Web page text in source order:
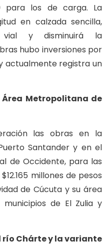
para los de carga. La
en calzada sencilla,
vial y disminuirá la
hubo inversiones por
actualmente registra un
Metropolitana de
las obras en la
Santander y en el
de Occidente, para las
millones de pesos
de Cúcuta y su área
de El Zulia y
río Chárte y la variante